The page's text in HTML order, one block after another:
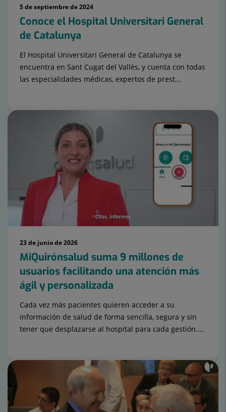
5 de septiembre de 2024
Conoce el Hospital Universitari General
de Catalunya
El Hospital Universitari General de Catalunya se
encuentra en Sant Cugat del Vallès, y cuenta con todas
las especialidades médicas, expertos de prest...
23 de junio de 2026
MiQuirónsalud suma 9 millones de
usuarios facilitando una atención más
ágil y personalizada
Cada vez más pacientes quieren acceder a su
información de salud de forma sencilla, segura y sin
tener que desplazarse al hospital para cada gestión....